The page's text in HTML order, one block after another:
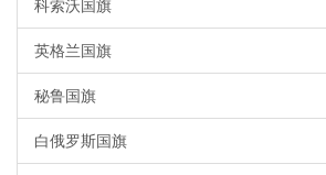
科索沃国旗
英格兰国旗
秘鲁国旗
白俄罗斯国旗